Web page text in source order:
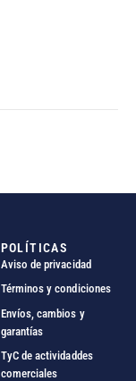
POLÍTICAS
Aviso de privacidad
Términos y condiciones
Envíos, cambios y
garantías
TyC de actividaddes
comerciales